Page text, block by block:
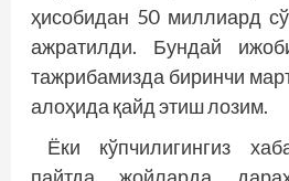
ҳисобидан 50 миллиард
ажратилди. Бундай
тажрибамизда биринчи
алоҳида қайд этиш лозим.
Ёки кўпчилигингиз